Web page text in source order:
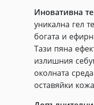
Иновативна
уникална гел
богата и
Тази пяна
излишния
околната
оставяйки